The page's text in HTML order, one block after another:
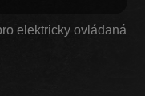
elektricky ovládaná